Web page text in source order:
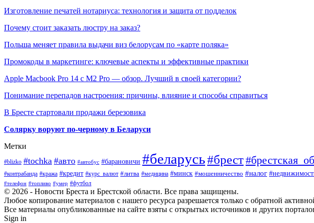
Изготовление печатей нотариуса: технология и защита от подделок
Почему стоит заказать люстру на заказ?
Польша меняет правила выдачи виз белорусам по «карте поляка»
Промокоды в маркетинге: ключевые аспекты и эффективные практики
Apple Macbook Pro 14 с M2 Pro — обзор. Лучший в своей категории?
Понимание перепадов настроения: причины, влияние и способы справиться
В Бресте стартовали продажи березовика
Солярку воруют по-черному в Беларуси
Метки
#blizko #tochka #авто #автобус #барановичи #беларусь#брест
#контрабанда #кража #кредит #курс_валют #литва #медицина #минск #мошенничество #налог
#телефон #топливо #умер #футбол
© 2026 - Новости Бреста и Брестской области. Все права защищены.
Любое копирование материалов с нашего ресурса разрешается только с обратной
Все материалы опубликованные на сайте взяты с открытых источников и других
Sign in